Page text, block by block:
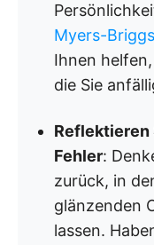
Myers-Briggs
Ihnen
die Sie
Reflektieren
Fehler:
zurück, in
glänzenden
lassen.